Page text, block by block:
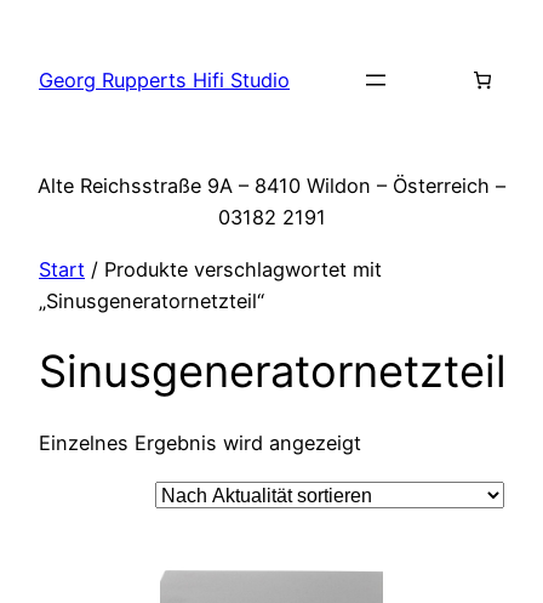
springen
Georg Rupperts Hifi Studio
Alte Reichsstraße 9A – 8410 Wildon – Österreich –
03182 2191
Start / Produkte verschlagwortet mit
„Sinusgeneratornetzteil“
Sinusgeneratornetzteil
Einzelnes Ergebnis wird angezeigt